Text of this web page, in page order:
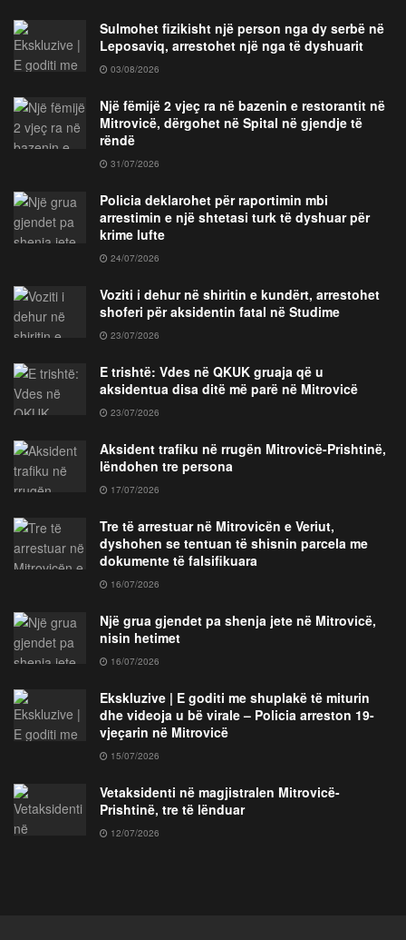
Sulmohet fizikisht një person nga dy serbë në
Leposaviq, arrestohet një nga të dyshuarit
03/08/2026
Një fëmijë 2 vjeç ra në bazenin e restorantit në
Mitrovicë, dërgohet në Spital në gjendje të
rëndë
31/07/2026
Policia deklarohet për raportimin mbi
arrestimin e një shtetasi turk të dyshuar për
krime lufte
24/07/2026
Voziti i dehur në shiritin e kundërt, arrestohet
shoferi për aksidentin fatal në Studime
23/07/2026
E trishtë: Vdes në QKUK gruaja që u
aksidentua disa ditë më parë në Mitrovicë
23/07/2026
Aksident trafiku në rrugën Mitrovicë-Prishtinë,
lëndohen tre persona
17/07/2026
Tre të arrestuar në Mitrovicën e Veriut,
dyshohen se tentuan të shisnin parcela me
dokumente të falsifikuara
16/07/2026
Një grua gjendet pa shenja jete në Mitrovicë,
nisin hetimet
16/07/2026
Ekskluzive | E goditi me shuplakë të miturin
dhe videoja u bë virale – Policia arreston 19-
vjeçarin në Mitrovicë
15/07/2026
Vetaksidenti në magjistralen Mitrovicë-
Prishtinë, tre të lënduar
12/07/2026